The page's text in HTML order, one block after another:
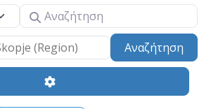
Αναζήτηση
Αναζήτηση